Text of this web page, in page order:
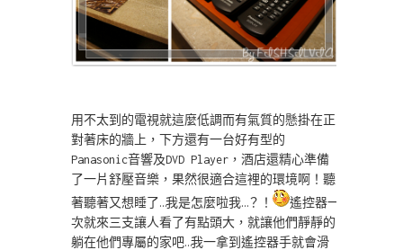
用不太到的電視就這麼低調而有氣質的懸掛在正
對著床的牆上，下方還有一台好有型的
Panasonic音響及DVD Player，酒店還精心準備
了一片舒壓音樂，果然很適合這裡的環境啊！聽
著聽著又想睡了…我是怎麼啦我…？！
遙控器一
次就來三支讓人看了有點頭大，就讓他們靜靜的
躺在他們專屬的家吧…我一拿到遙控器手就會滑